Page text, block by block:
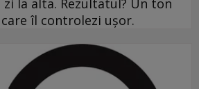
la alta. Rezultatul? Un ton
îl controlezi ușor.